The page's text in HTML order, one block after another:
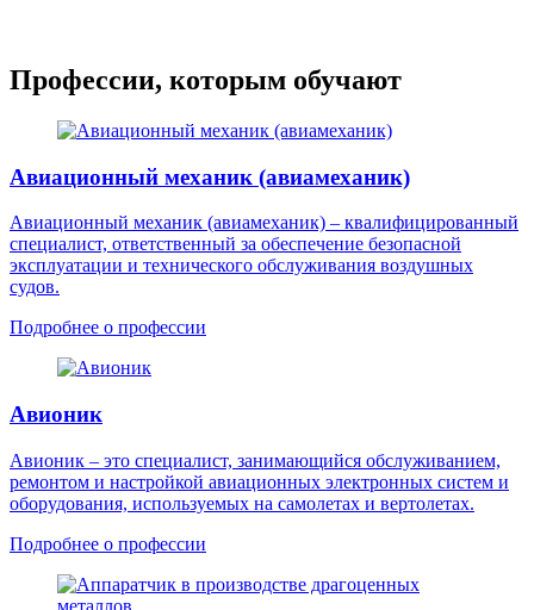
Профессии, которым обучают
Авиационный механик (авиамеханик)
Авиационный механик (авиамеханик) – квалифицированный
специалист, ответственный за обеспечение безопасной
эксплуатации и технического обслуживания воздушных
судов.
Подробнее о профессии
Авионик
Авионик – это специалист, занимающийся обслуживанием,
ремонтом и настройкой авиационных электронных систем и
оборудования, используемых на самолетах и вертолетах.
Подробнее о профессии